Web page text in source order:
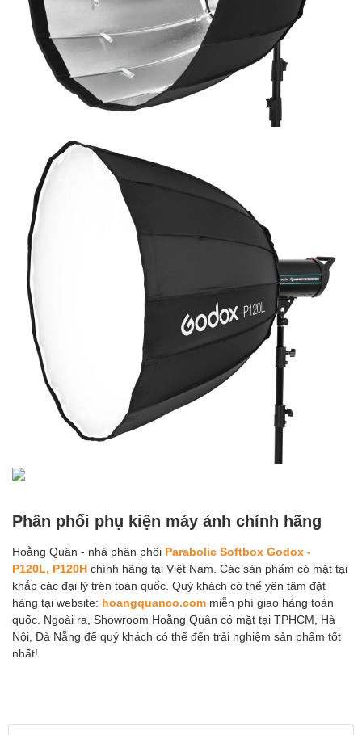
Phân phối phụ kiện máy ảnh chính hãng
Hoằng Quân - nhà phân phối Parabolic Softbox Godox -
P120L, P120H chính hãng tại Việt Nam. Các sản phẩm có mặt tại
khắp các đại lý trên toàn quốc. Quý khách có thể yên tâm đặt
hàng tại website: hoangquanco.com miễn phí giao hàng toàn
quốc. Ngoài ra, Showroom Hoằng Quân có mặt tại TPHCM, Hà
Nội, Đà Nẵng để quý khách có thể đến trải nghiệm sản phẩm tốt
nhất!